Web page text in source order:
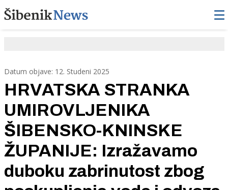
Datum objave: 12. Studeni 2025
HRVATSKA STRANKA
UMIROVLJENIKA
ŠIBENSKO-KNINSKE
ŽUPANIJE: Izražavamo
duboku zabrinutost zbog